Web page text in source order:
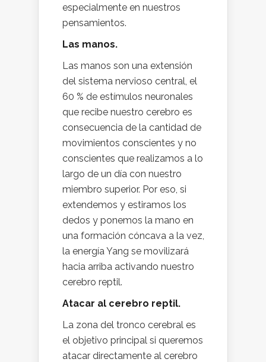
especialmente en nuestros
pensamientos.
Las manos.
Las manos son una extensión
del sistema nervioso central, el
60 % de estímulos neuronales
que recibe nuestro cerebro es
consecuencia de la cantidad de
movimientos conscientes y no
conscientes que realizamos a lo
largo de un día con nuestro
miembro superior. Por eso, si
extendemos y estiramos los
dedos y ponemos la mano en
una formación cóncava a la vez,
la energía Yang se movilizará
hacia arriba activando nuestro
cerebro reptil.
Atacar al cerebro reptil.
La zona del tronco cerebral es
el objetivo principal si queremos
atacar directamente al cerebro